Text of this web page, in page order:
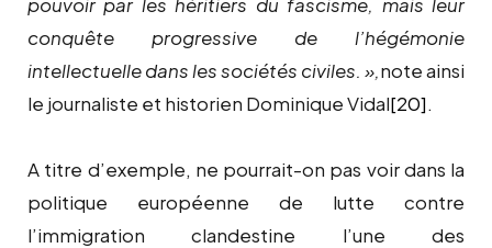
conquête progressive de l’hégémonie
intellectuelle dans les sociétés civiles. »,note ainsi
le journaliste et historien Dominique Vidal[20].
A titre d’exemple, ne pourrait-on pas voir dans la
politique européenne de lutte contre
l’immigration clandestine l’une des